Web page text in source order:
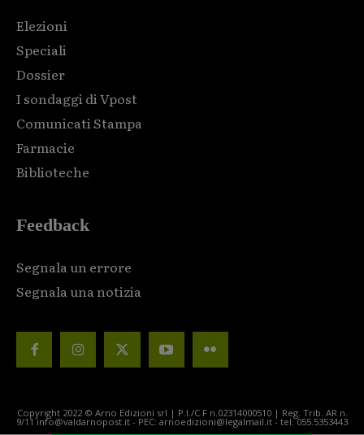
Elezioni
Speciali
Dossier
I sondaggi di Vpost
Comunicati Stampa
Farmacie
Biblioteche
Feedback
Segnala un errore
Segnala una notizia
Copyright 2022 © Arno Edizioni srl | P.I./C.F n.02314000510 | Reg. Trib. AR n.
9/11 info@valdarnopost.it - PEC: arnoedizioni@legalmail.it - tel. 055.5353443